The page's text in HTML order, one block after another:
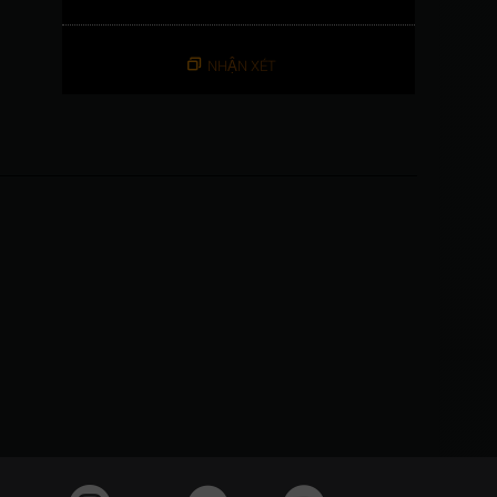
NHẬN XÉT